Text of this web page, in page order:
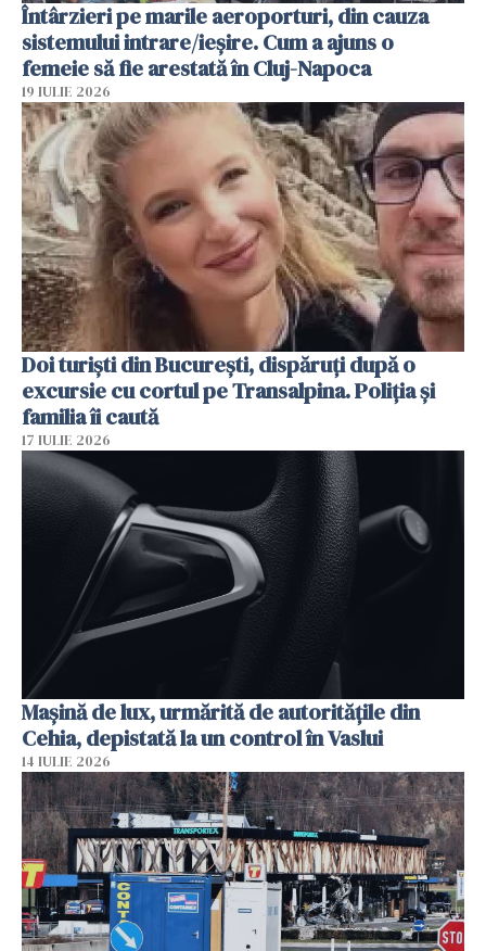
Întârzieri pe marile aeroporturi, din cauza
sistemului intrare/ieșire. Cum a ajuns o
femeie să fie arestată în Cluj-Napoca
19 IULIE 2026
Doi turiști din București, dispăruți după o
excursie cu cortul pe Transalpina. Poliția și
familia îi caută
17 IULIE 2026
Mașină de lux, urmărită de autoritățile din
Cehia, depistată la un control în Vaslui
14 IULIE 2026